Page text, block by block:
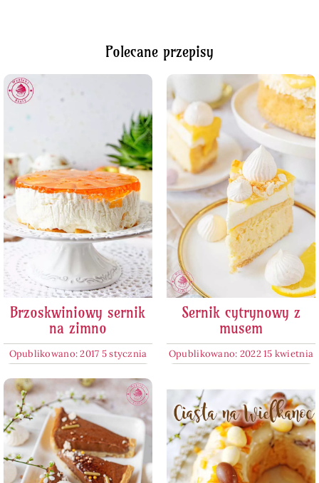
Polecane przepisy
Brzoskwiniowy sernik
na zimno
Opublikowano: 2017 5 stycznia
Sernik cytrynowy z
musem
Opublikowano: 2022 15 kwietnia